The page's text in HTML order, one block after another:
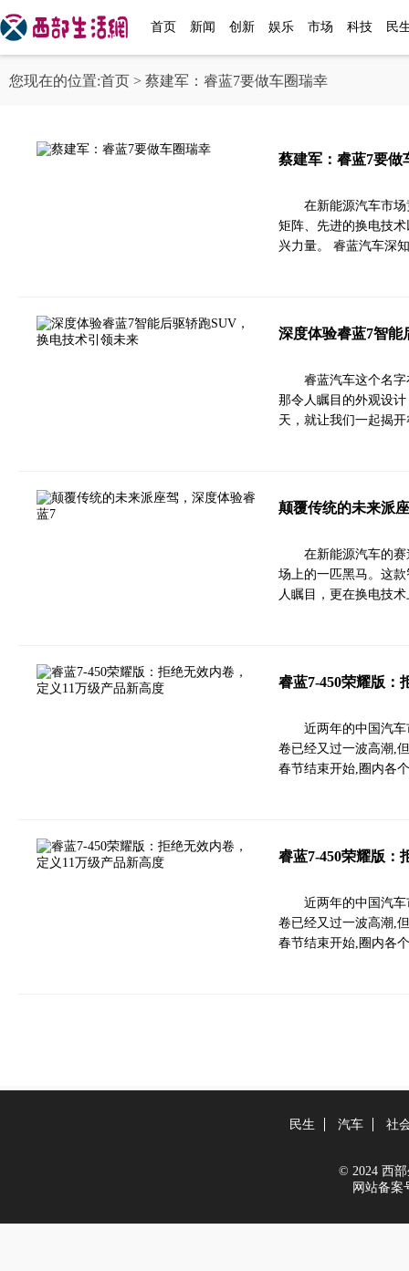
首页 新闻 创新 娱乐 市场 科技 民
您现在的位置:首页 > 蔡建军：睿蓝7要做车圈瑞幸
蔡建军：睿蓝7要做
在新能源汽车市
矩阵、先进的换电技
兴力量。 睿蓝汽车深
深度体验睿蓝7智能
睿蓝汽车这个名
那令人瞩目的外观设
天，就让我们一起揭
颠覆传统的未来派
在新能源汽车的
场上的一匹黑马。这
人瞩目，更在换电技
睿蓝7-450荣耀版：
近两年的中国汽
卷已经又过一波高潮,
春节结束开始,圈内各
睿蓝7-450荣耀版：
近两年的中国汽
卷已经又过一波高潮,
春节结束开始,圈内各
民生 汽车 社
© 2024 西部
网站备案